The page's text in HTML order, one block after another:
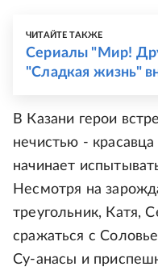
ЧИТАЙТЕ ТАКЖЕ
Сериалы "Мир!
"Сладкая жизнь"
В Казани герои
нечистью -
начинает
Несмотря на
треугольник, Катя,
сражаться с
Су-анасы и